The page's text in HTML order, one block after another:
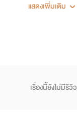
แสดงเพิ่มเติม
เรื่องนี้ยังไม่มีรีวิว